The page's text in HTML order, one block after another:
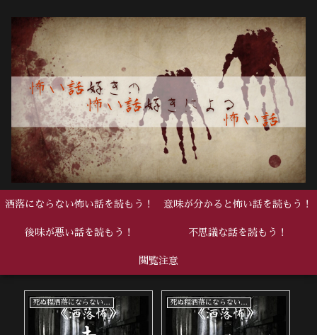
洒落にならない怖い話を読もう！ 意味が分かると怖い話を読もう！
後味が悪い話を読もう！ 不思議な話を読もう！
閲覧注意
死ぬ程洒落にならない怖い話 死ぬ程洒落にならない怖い話